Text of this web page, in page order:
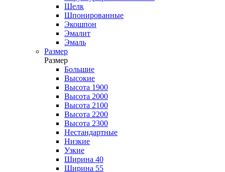
Шелк
Шпонированные
Экошпон
Эмалит
Эмаль
Размер
Размер
Большие
Высокие
Высота 1900
Высота 2000
Высота 2100
Высота 2200
Высота 2300
Нестандартные
Низкие
Узкие
Ширина 40
Ширина 55